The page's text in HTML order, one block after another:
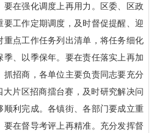
在强化调度上再用力。区委、区政
工作定期调度，及时督促提醒、迎
点工作任务列出清单，将任务细化
、以季保年。要在责任落实上再加
抓招商，各单位主要负责同志要充分
大片区招商擂台赛，及时研究解决问
利完成。各镇街、各部门要成立重
要在督导考评上再精准。充分发挥督